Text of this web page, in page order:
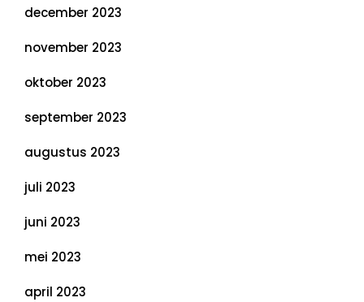
december 2023
november 2023
oktober 2023
september 2023
augustus 2023
juli 2023
juni 2023
mei 2023
april 2023